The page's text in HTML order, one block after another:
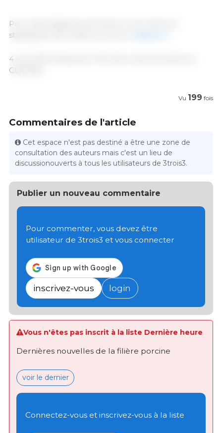
Pour davantage de données concernant les
statistiques de la filière porcine,
4 mai 2023/ Rédaction 333 selon des données du
CEXGAN.
Vu 199 fois
Commentaires de l'article
Cet espace n'est pas destiné a être une zone de
consultation des auteurs mais c'est un lieu de
discussionouverts à tous les utilisateurs de 3trois3.
Publier un nouveau commentaire
Pour commenter, vous devez être
utilisateur de 3trois3 et vous connecter
inscrivez-vous login
Vous n'êtes pas inscrit à la liste Dernière heure
Dernières nouvelles de la filière porcine
voir le dernier
Connectez-vous et inscrivez-vous à la liste